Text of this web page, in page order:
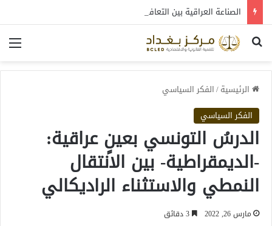
بحث عن
الرئيسية/الفكر السياسي
الفكر السياسي
الدرسُ التونسي بعينٍ عراقية:
-الديمقراطية- بين الانتقال
النمطي والاستثناء الراديكالي
مارس 26, 2022